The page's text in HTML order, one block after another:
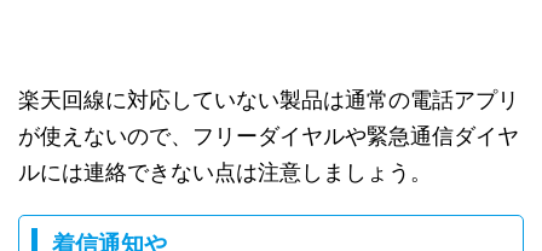
楽天回線に対応していない製品は通常の電話アプリ
が使えないので、フリーダイヤルや緊急通信ダイヤ
ルには連絡できない点は注意しましょう。
着信通知や